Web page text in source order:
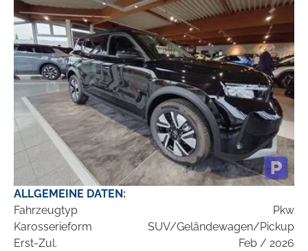
ALLGEMEINE DATEN:
Fahrzeugtyp
Pkw
Karosserieform
SUV/Geländewagen/Pickup
Erst-Zul.
Feb / 2026